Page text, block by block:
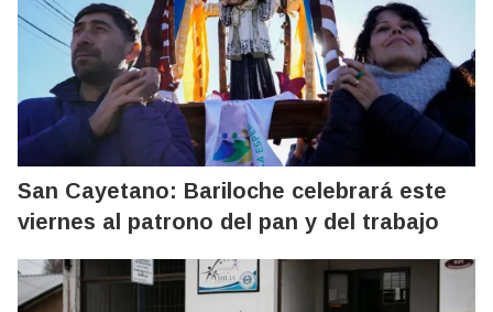
San Cayetano: Bariloche celebrará este
viernes al patrono del pan y del trabajo